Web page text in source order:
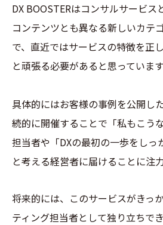
DX BOOSTERはコンサルサービス
コンテンツとも異なる新しいカテ
で、直近ではサービスの特徴を正
と頑張る必要があると思っています
具体的にはお客様の事例を公開し
続的に開催することで「私もこう
担当者や「DXの最初の一歩をしっ
と考える経営者に届けることに注
将来的には、このサービスがきっ
ティング担当者として独り立ちで